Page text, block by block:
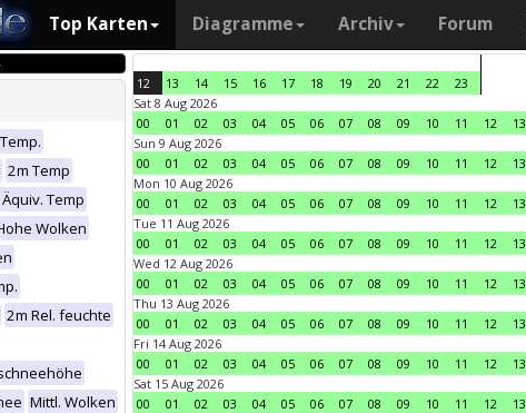
Top Karten Diagramme Archiv Forum
2m Temp
Temp
Wolken
2m Rel. feuchte
Mittl. Wolken
12 13 14 15 16 17 18 19 20 21 22
23
Sat 8 Aug 2026
00
01 02 03 04 05 06 07 08 09 10 11 12 13
Sun 9 Aug 2026
00
01 02 03 04 05 06 07 08 09 10 11 12 13
Mon 10 Aug 2026
00
01 02 03 04 05 06 07 08 09 10 11 12 13
Tue 11 Aug 2026
00
01 02 03 04 05 06 07 08 09 10 11 12 13
Wed 12 Aug 2026
00
01 02 03 04 05 06 07 08 09 10 11 12 13
Thu 13 Aug 2026
00
01 02 03 04 05 06 07 08 09 10 11 12 13
Fri 14 Aug 2026
00
01 02 03 04 05 06 07 08 09 10 11 12 13
Sat 15 Aug 2026
00
01 02 03 04 05 06 07 08 09 10 11 12 13